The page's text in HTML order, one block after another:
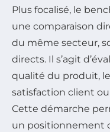
Plus focalisé, le
une comparaison
du même secteur,
directs. Il s’agit
qualité du produit,
satisfaction client
Cette démarche
un positionnement